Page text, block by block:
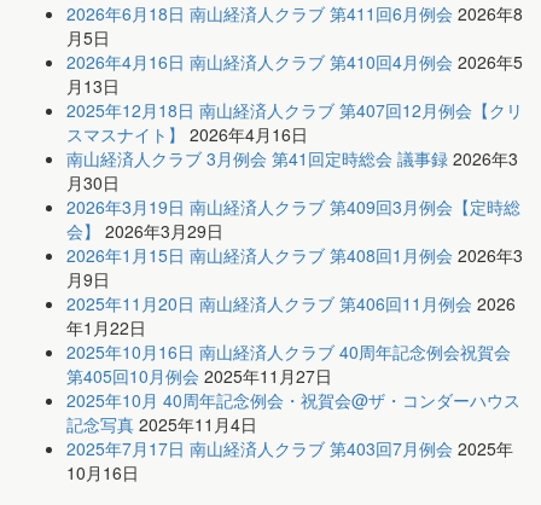
2026年6月18日 南山経済人クラブ 第411回6月例会 2026年8
月5日
2026年4月16日 南山経済人クラブ 第410回4月例会 2026年5
月13日
2025年12月18日 南山経済人クラブ 第407回12月例会【クリ
スマスナイト】 2026年4月16日
南山経済人クラブ 3月例会 第41回定時総会 議事録 2026年3
月30日
2026年3月19日 南山経済人クラブ 第409回3月例会【定時総
会】 2026年3月29日
2026年1月15日 南山経済人クラブ 第408回1月例会 2026年3
月9日
2025年11月20日 南山経済人クラブ 第406回11月例会 2026
年1月22日
2025年10月16日 南山経済人クラブ 40周年記念例会祝賀会
第405回10月例会 2025年11月27日
2025年10月 40周年記念例会・祝賀会@ザ・コンダーハウス
記念写真 2025年11月4日
2025年7月17日 南山経済人クラブ 第403回7月例会 2025年
10月16日